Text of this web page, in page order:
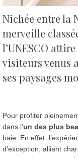
Nichée entre la
merveille
l’UNESCO
visiteurs venus
ses paysages
Pour profiter
dans l’un des plus
baie. En effet,
d’exception, alliant